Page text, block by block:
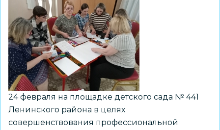
культуры»
24 февраля на площадке детского сада № 441
Ленинского района в целях
совершенствования профессиональной